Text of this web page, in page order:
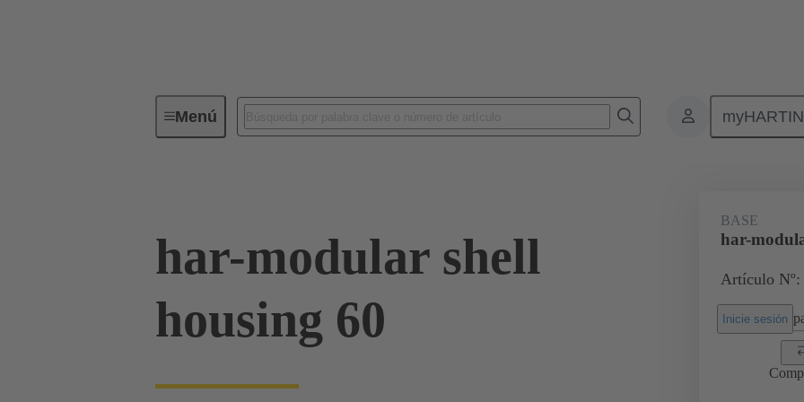
MenúSerie
har-modular shell
housing 60
BASE
har-
Artículo Nº:
Inicie sesión